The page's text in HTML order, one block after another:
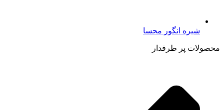
شیره انگور محسا
محصولات پر طرفدار